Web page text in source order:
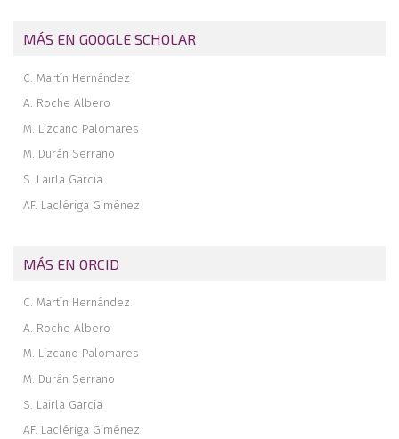
MÁS EN GOOGLE SCHOLAR
C. Martín Hernández
A. Roche Albero
M. Lizcano Palomares
M. Durán Serrano
S. Lairla García
AF. Laclériga Giménez
MÁS EN ORCID
C. Martín Hernández
A. Roche Albero
M. Lizcano Palomares
M. Durán Serrano
S. Lairla García
AF. Laclériga Giménez